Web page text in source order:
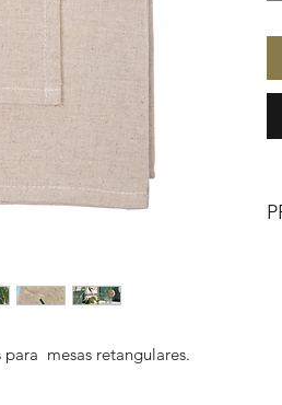
mesas retangulares.